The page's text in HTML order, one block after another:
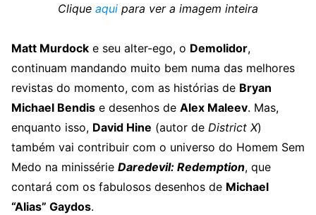
Clique aqui para ver a imagem inteira
Matt Murdock e seu alter-ego, o Demolidor,
continuam mandando muito bem numa das melhores
revistas do momento, com as histórias de Bryan
Michael Bendis e desenhos de Alex Maleev. Mas,
enquanto isso, David Hine (autor de District X)
também vai contribuir com o universo do Homem Sem
Medo na minissérie Daredevil: Redemption, que
contará com os fabulosos desenhos de Michael
“Alias” Gaydos.